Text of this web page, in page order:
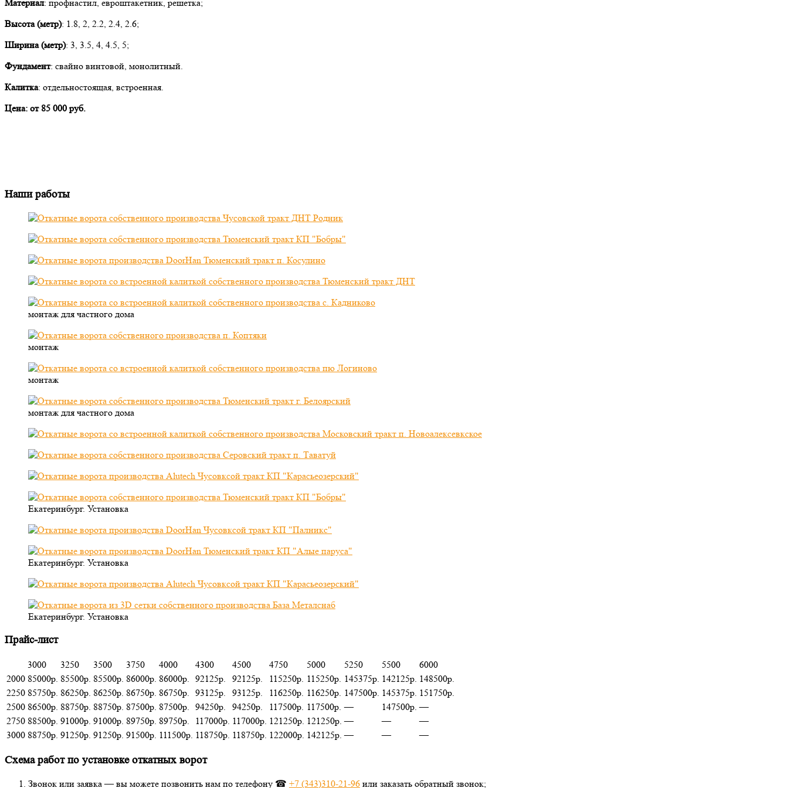
Материал: профнастил, евроштакетник, решетка;
Высота (метр): 1.8, 2, 2.2, 2.4, 2.6;
Ширина (метр): 3, 3.5, 4, 4.5, 5;
Фундамент: свайно винтовой, монолитный.
Калитка: отдельностоящая, встроенная.
Цена: от 85 000 руб.
Наши работы
монтаж для частного дома
монтаж
монтаж
монтаж для частного дома
Екатеринбург. Установка
Екатеринбург. Установка
Екатеринбург. Установка
Прайс-лист
3000 3250 3500 3750 4000 4300 4500 4750 5000 5250 5500
6000
2000 85000р. 85500р. 85500р. 86000р. 86000р. 92125р. 92125р. 115250р. 115250р. 145375р. 142125р. 148500р.
2250 85750р. 86250р. 86250р. 86750р. 86750р. 93125р. 93125р. 116250р. 116250р. 147500р. 145375р. 151750р.
2500 86500р. 88750р. 88750р. 87500р. 87500р. 94250р. 94250р. 117500р. 117500р. — 147500р. —
2750 88500р. 91000р. 91000р. 89750р. 89750р. 117000р. 117000р. 121250р. 121250р. — —
—
3000 88750р. 91250р. 91250р. 91500р. 111500р. 118750р. 118750р. 122000р. 142125р. — — —
Схема работ по установке откатных ворот
Звонок или заявка — вы можете позвонить нам по телефону ☎ +7 (343)310-21-96 или заказать обратный звонок;